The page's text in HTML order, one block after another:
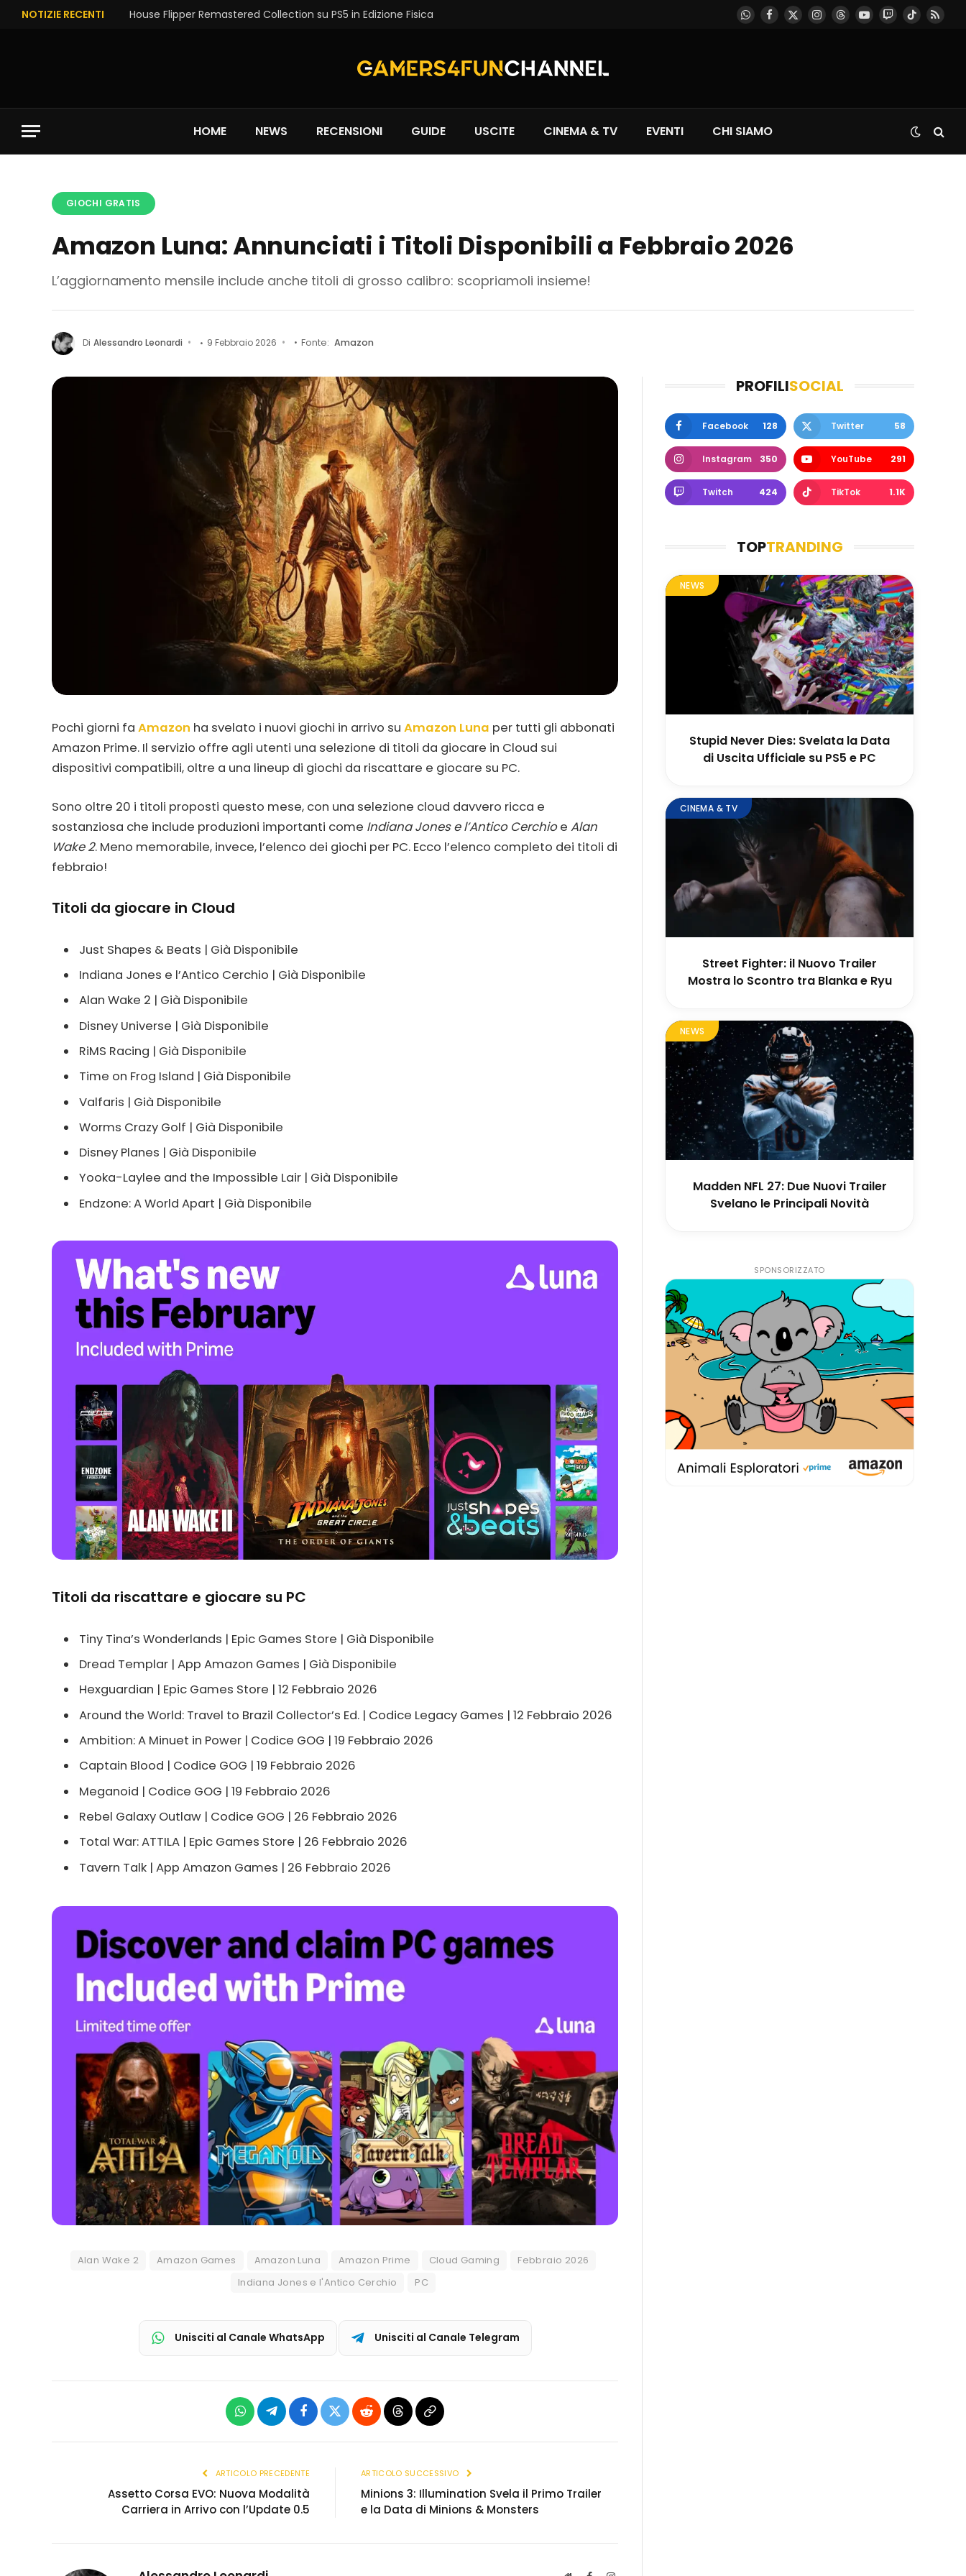
NOTIZIE RECENTI House Flipper Remastered Collection su PS5 in Edizione Fisica WhatsApp
Facebook
X
Instagram
ThreadsYouTube
TwitchTikTok
RSS
HOME NEWS RECENSIONI GUIDE USCITE CINEMA & TV EVENTI CHI SIAMO
GIOCHI GRATIS
Amazon Luna: Annunciati i Titoli Disponibili a Febbraio 2026
L’aggiornamento mensile include anche titoli di grosso calibro: scopriamoli insieme!
Di Alessandro Leonardi 9 Febbraio 2026 Fonte: Amazon
Pochi giorni fa Amazon ha svelato i nuovi giochi in arrivo su Amazon Luna per tutti gli abbonati
Amazon Prime. Il servizio offre agli utenti una selezione di titoli da giocare in Cloud sui
dispositivi compatibili, oltre a una lineup di giochi da riscattare e giocare su PC.
Sono oltre 20 i titoli proposti questo mese, con una selezione cloud davvero ricca e
sostanziosa che include produzioni importanti come Indiana Jones e l’Antico Cerchioe Alan
Wake 2. Meno memorabile, invece, l’elenco dei giochi per PC. Ecco l’elenco completo dei titoli di
febbraio!
Titoli da giocare in Cloud
Just Shapes & Beats | Già Disponibile
Indiana Jones e l’Antico Cerchio | Già Disponibile
Alan Wake 2 | Già Disponibile
Disney Universe | Già Disponibile
RiMS Racing | Già Disponibile
Time on Frog Island | Già Disponibile
Valfaris | Già Disponibile
Worms Crazy Golf | Già Disponibile
Disney Planes | Già Disponibile
Yooka-Laylee and the Impossible Lair | Già Disponibile
Endzone: A World Apart | Già Disponibile
Titoli da riscattare e giocare su PC
Tiny Tina’s Wonderlands | Epic Games Store | Già Disponibile
Dread Templar | App Amazon Games | Già Disponibile
Hexguardian | Epic Games Store | 12 Febbraio 2026
Around the World: Travel to Brazil Collector’s Ed. | Codice Legacy Games | 12 Febbraio 2026
Ambition: A Minuet in Power | Codice GOG | 19 Febbraio 2026
Captain Blood | Codice GOG | 19 Febbraio 2026
Meganoid | Codice GOG | 19 Febbraio 2026
Rebel Galaxy Outlaw | Codice GOG | 26 Febbraio 2026
Total War: ATTILA | Epic Games Store | 26 Febbraio 2026
Tavern Talk | App Amazon Games | 26 Febbraio 2026
Alan Wake 2 Amazon Games Amazon Luna Amazon Prime Cloud Gaming
Febbraio 2026
Indiana Jones e l'Antico Cerchio
PC
Unisciti al Canale WhatsApp Unisciti al Canale Telegram
WhatsAppTelegramFacebook
X
RedditThreadsCopia
ARTICOLO PRECEDENTE
Assetto Corsa EVO: Nuova Modalità
Carriera in Arrivo con l’Update 0.5
ARTICOLO SUCCESSIVO
Minions 3: Illumination Svela il Primo Trailer
e la Data di Minions & Monsters
PROFILISOCIAL
Facebook 128 Twitter 58
Instagram 350 YouTube 291
Twitch 424 TikTok 1.1K
TOPTRANDING
NEWS
Stupid Never Dies: Svelata la Data
di Uscita Ufficiale su PS5 e PC
CINEMA & TV
Street Fighter: il Nuovo Trailer
Mostra lo Scontro tra Blanka e Ryu
NEWS
Madden NFL 27: Due Nuovi Trailer
Svelano le Principali Novità
SPONSORIZZATO